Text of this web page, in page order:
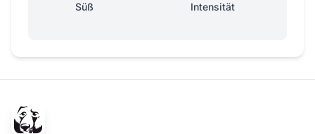
Intensität
Süß